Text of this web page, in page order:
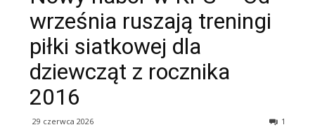
września ruszają treningi
piłki siatkowej dla
dziewcząt z rocznika
2016
29 czerwca 2026 1